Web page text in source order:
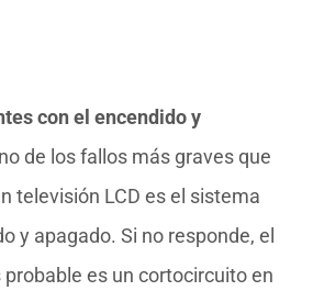
con el encendido y
de los fallos más graves que
televisión LCD es el sistema
y apagado. Si no responde, el
es un cortocircuito en